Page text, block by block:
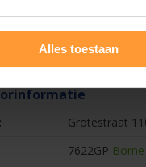
Alles toestaan
t/m vrijdag:
Grotestraat
7622GP Borne